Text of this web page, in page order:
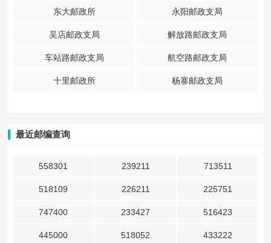
东大邮政所 永阳邮政支局
吴店邮政支局 解放路邮政支局
车站路邮政支局 航空路邮政支局
十里邮政所 杨寨邮政支局
最近邮编查询
558301 239211 713511
518109 226211 225751
747400 233427 516423
445000 518052 433222